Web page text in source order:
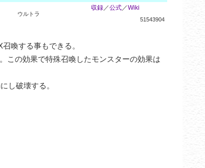
ウルトラ
収録／公式／Wiki
51543904
喚する事もできる。
この効果で特殊召喚したモンスターの効果は
し破壊する。